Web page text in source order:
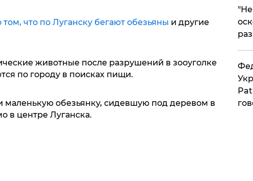
что по Луганску бегают обезьяны и другие
животные после разрушений в зооуголке
по городу в поисках пищи.
обезьянку, сидевшую под деревом в
в центре Луганска.